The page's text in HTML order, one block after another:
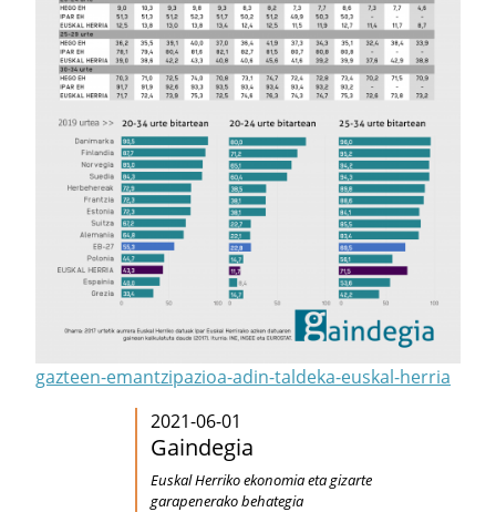
gazteen-emantzipazioa-adin-taldeka-euskal-herria
2021-06-01
Gaindegia
Euskal Herriko ekonomia eta gizarte
garapenerako behategia